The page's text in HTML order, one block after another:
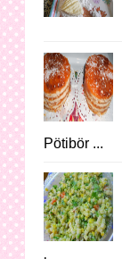
Pötibör ...